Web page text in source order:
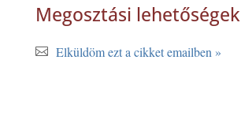
Megosztási lehetőségek
Elküldöm ezt a cikket emailben »